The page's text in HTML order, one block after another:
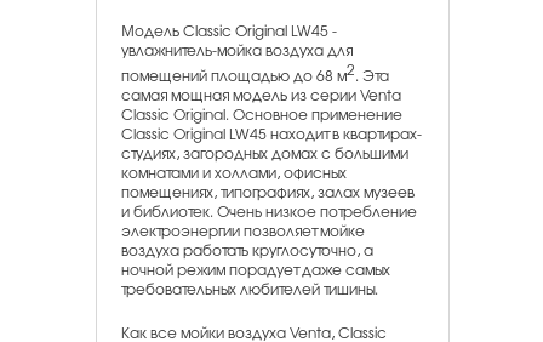
Модель Classic Original LW45 -
увлажнитель-мойка воздуха для
помещений площадью до 68 м2. Эта
самая мощная модель из серии Venta
Classic Original. Основное применение
Classic Original LW45 находит в квартирах-
студиях, загородных домах с большими
комнатами и холлами, офисных
помещениях, типографиях, залах музеев
и библиотек. Очень низкое потребление
электроэнергии позволяет мойке
воздуха работать круглосуточно, а
ночной режим порадует даже самых
требовательных любителей тишины.
Как все мойки воздуха Venta, Classic